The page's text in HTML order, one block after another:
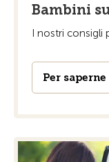
Bambini
I nostri consigli
Per